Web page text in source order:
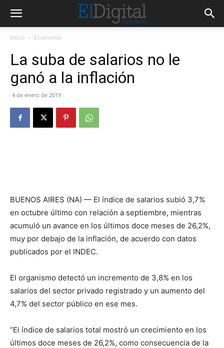
Inicio Economía
La suba de salarios no le
ganó a la inflación
4 de enero de 2019
BUENOS AIRES (NA) — El índice de salarios subió 3,7%
en octubre último con relación a septiembre, mientras
acumuló un avance en los últimos doce meses de 26,2%,
muy por debajo de la inflación, de acuerdo con datos
publicados por el INDEC.
El organismo detectó un incremento de 3,8% en los
salarios del sector privado registrado y un aumento del
4,7% del sector público en ese mes.
“El índice de salarios total mostró un crecimiento en los
últimos doce meses de 26,2%, como consecuencia de la